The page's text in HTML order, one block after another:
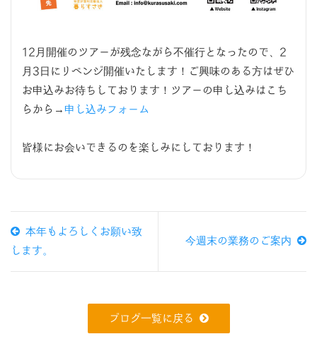
12月開催のツアーが残念ながら不催行となったので、2
月3日にリベンジ開催いたします！ご興味のある方はぜひ
お申込みお待ちしております！ツアーの申し込みはこち
らから→ 申し込みフォーム
皆様にお会いできるのを楽しみにしております！
本年もよろしくお願い致
します。
今週末の業務のご案内
ブログ一覧に戻る